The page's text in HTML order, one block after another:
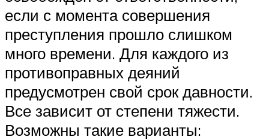
если с момента совершения
преступления прошло слишком
много времени. Для каждого из
противоправных деяний
предусмотрен свой срок давности.
Все зависит от степени тяжести.
Возможны такие варианты: